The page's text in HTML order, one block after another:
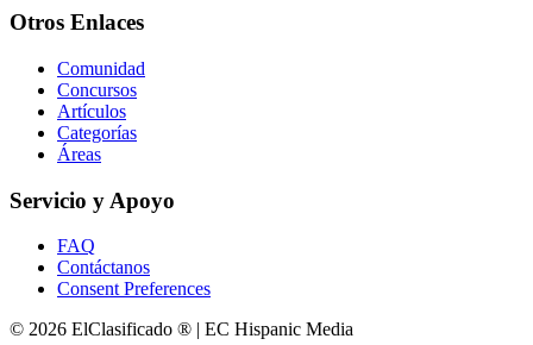
Otros Enlaces
Comunidad
Concursos
Artículos
Categorías
Áreas
Servicio y Apoyo
FAQ
Contáctanos
Consent Preferences
© 2026 ElClasificado ® | EC Hispanic Media